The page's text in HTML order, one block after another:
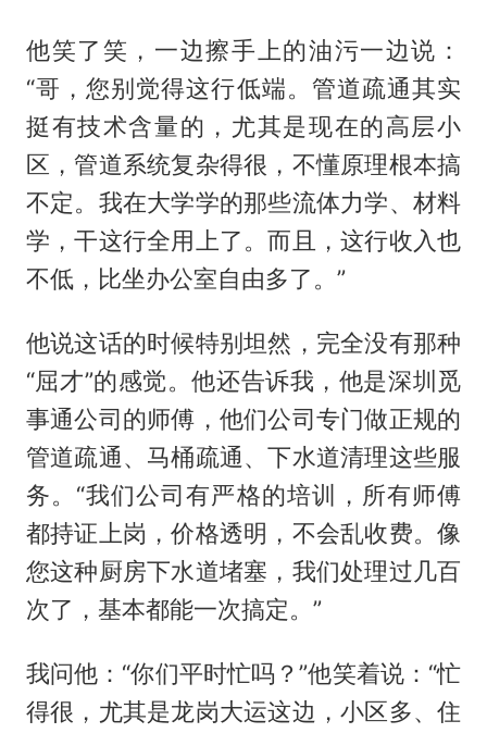
他笑了笑，一边擦手上的油污一边说：
“哥，您别觉得这行低端。管道疏通其实
挺有技术含量的，尤其是现在的高层小
区，管道系统复杂得很，不懂原理根本搞
不定。我在大学学的那些流体力学、材料
学，干这行全用上了。而且，这行收入也
不低，比坐办公室自由多了。”
他说这话的时候特别坦然，完全没有那种
“屈才”的感觉。他还告诉我，他是深圳觅
事通公司的师傅，他们公司专门做正规的
管道疏通、马桶疏通、下水道清理这些服
务。“我们公司有严格的培训，所有师傅
都持证上岗，价格透明，不会乱收费。像
您这种厨房下水道堵塞，我们处理过几百
次了，基本都能一次搞定。”
我问他：“你们平时忙吗？”他笑着说：“忙
得很，尤其是龙岗大运这边，小区多、住